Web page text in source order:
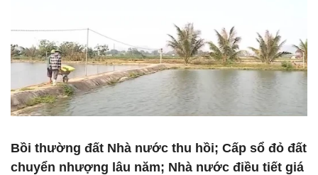
Bồi thường đất Nhà nước thu hồi; Cấp sổ đỏ đất
chuyển nhượng lâu năm; Nhà nước điều tiết giá